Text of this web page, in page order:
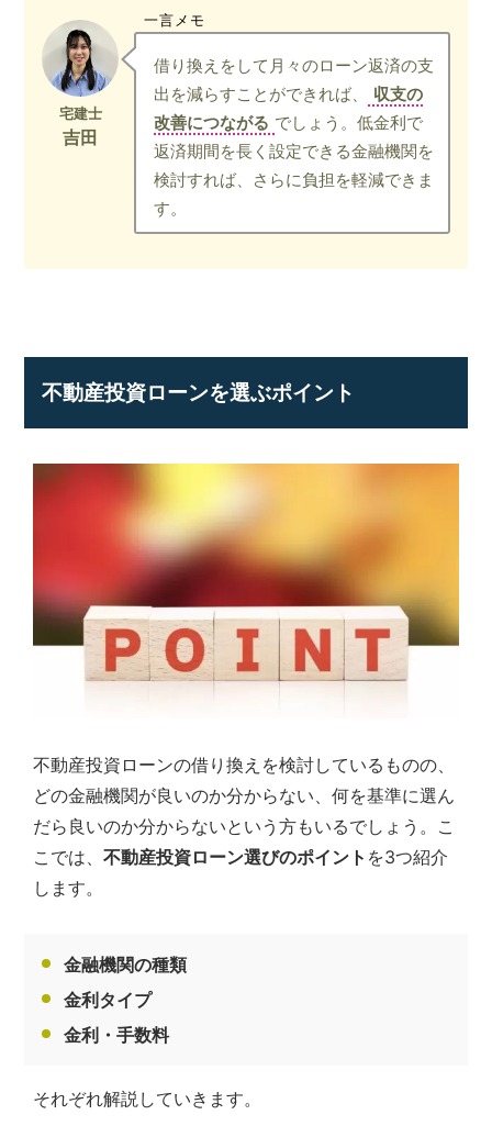
一言メモ
借り換えをして月々のローン返済の支
出を減らすことができれば、
収支の
改善につながる でしょう。低金利で
返済期間を長く設定できる金融機関を
検討すれば、さらに負担を軽減できま
す。
不動産投資ローンを選ぶポイント
不動産投資ローンの借り換えを検討しているものの、
どの金融機関が良いのか分からない、何を基準に選ん
だら良いのか分からないという方もいるでしょう。こ
こでは、不動産投資ローン選びのポイント を3つ紹介
します。
金融機関の種類
金利タイプ
金利・手数料
それぞれ解説していきます。